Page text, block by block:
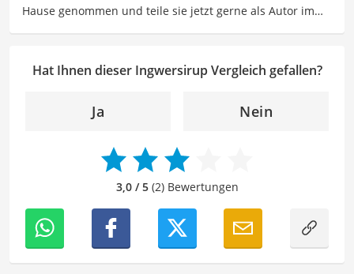
Hause genommen und teile sie jetzt gerne als Autor im
Rezepte und die Vielfalt der kulinarischen Welt. Mein Ziel
Ernährung auseinanderzusetzen, neue
Geschmackserlebnisse zu entdecken und sowohl eine
Lebensmitteln zu entwickeln. Durch meine Texte möchte
ich Leser dazu anregen, Essen nicht nur als eine
Kreativität und Gemeinschaft zu nutzen.
Der Ingwersirup-Vergleich ist aus unserer Sicht
Hat Ihnen dieser Ingwersirup Vergleich gefallen?
Ja Nein
3,0 / 5(2) Bewertungen